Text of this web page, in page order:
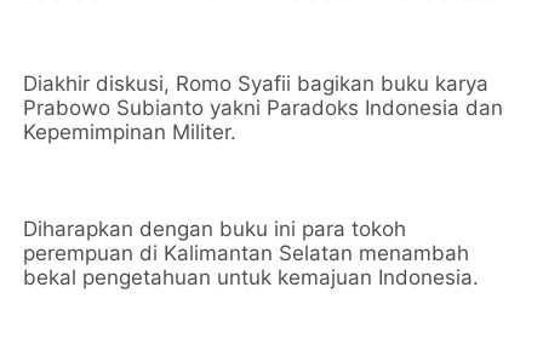
Diakhir diskusi, Romo Syafii bagikan buku karya
Prabowo Subianto yakni Paradoks Indonesia dan
Kepemimpinan Militer.
Diharapkan dengan buku ini para tokoh
perempuan di Kalimantan Selatan menambah
bekal pengetahuan untuk kemajuan Indonesia.